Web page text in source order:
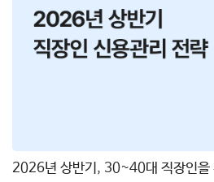
2026년 상반기, 30~40대 직장인을